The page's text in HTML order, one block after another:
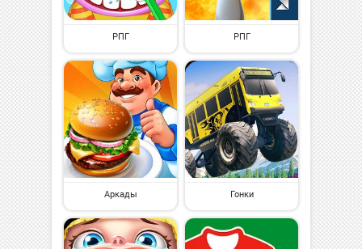
РПГ РПГ
Аркады Гонки